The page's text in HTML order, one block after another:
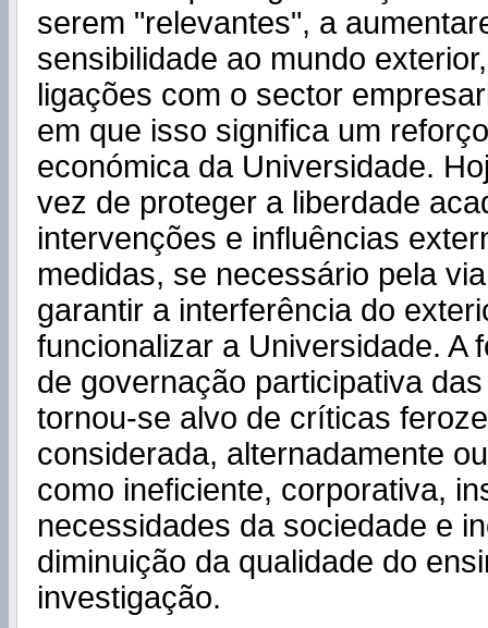
serem "relevantes", a
sensibilidade ao mundo
ligações com o sector
em que isso significa um
económica da Universidade.
vez de proteger a liberdade
intervenções e influências
medidas, se necessário pela
garantir a interferência do
funcionalizar a Universidade. A
de governação participativa
tornou-se alvo de críticas
considerada, alternadamente
como ineficiente, corporativa,
necessidades da sociedade e
diminuição da qualidade do
investigação.